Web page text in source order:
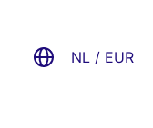
NL / EUR